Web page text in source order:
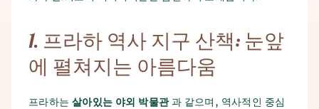
연락처
1. 프라하 역사 지구 산책: 눈앞
에 펼쳐지는 아름다움
프라하는 살아있는 야외 박물관과 같으며, 역사적인 중심
되었습니다.
맥주와 목욕의 연관성은 중세 시대부터 공식적으로 알려져 있
확인되었습니다. 이 시기에 이미 맥주 목욕의 예방 효과가 발
생산 과정은 수세기 동안 변하지 않았습니다. 모든 것은 맥아
를 제분하고 이어서 맥주를 양조하는 것부터 시작합니다. 그
발효가 진행됩니다. 이 반완성 맥주는 맥주 탱크에 저장되어